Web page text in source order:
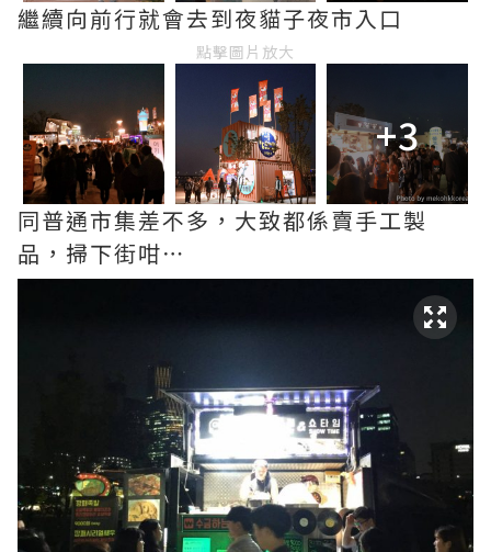
繼續向前行就會去到夜貓子夜市入口
點擊圖片放大
+3
同普通市集差不多，大致都係賣手工製
品，掃下街咁⋯